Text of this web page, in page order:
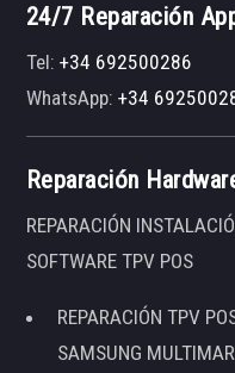
24/7 Reparación
Tel:+34 692500286
WhatsApp:+34
Reparación
REPARACIÓN
SOFTWARE TPV POS
REPARACIÓN TPV
SAMSUNG